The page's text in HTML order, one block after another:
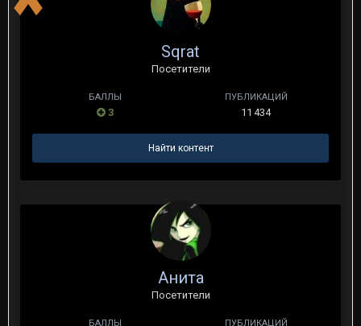
Sqrat
Посетители
БАЛЛЫ
3
ПУБЛИКАЦИЙ
11 434
Найти контент
Анита
Посетители
БАЛЛЫ ПУБЛИКАЦИЙ